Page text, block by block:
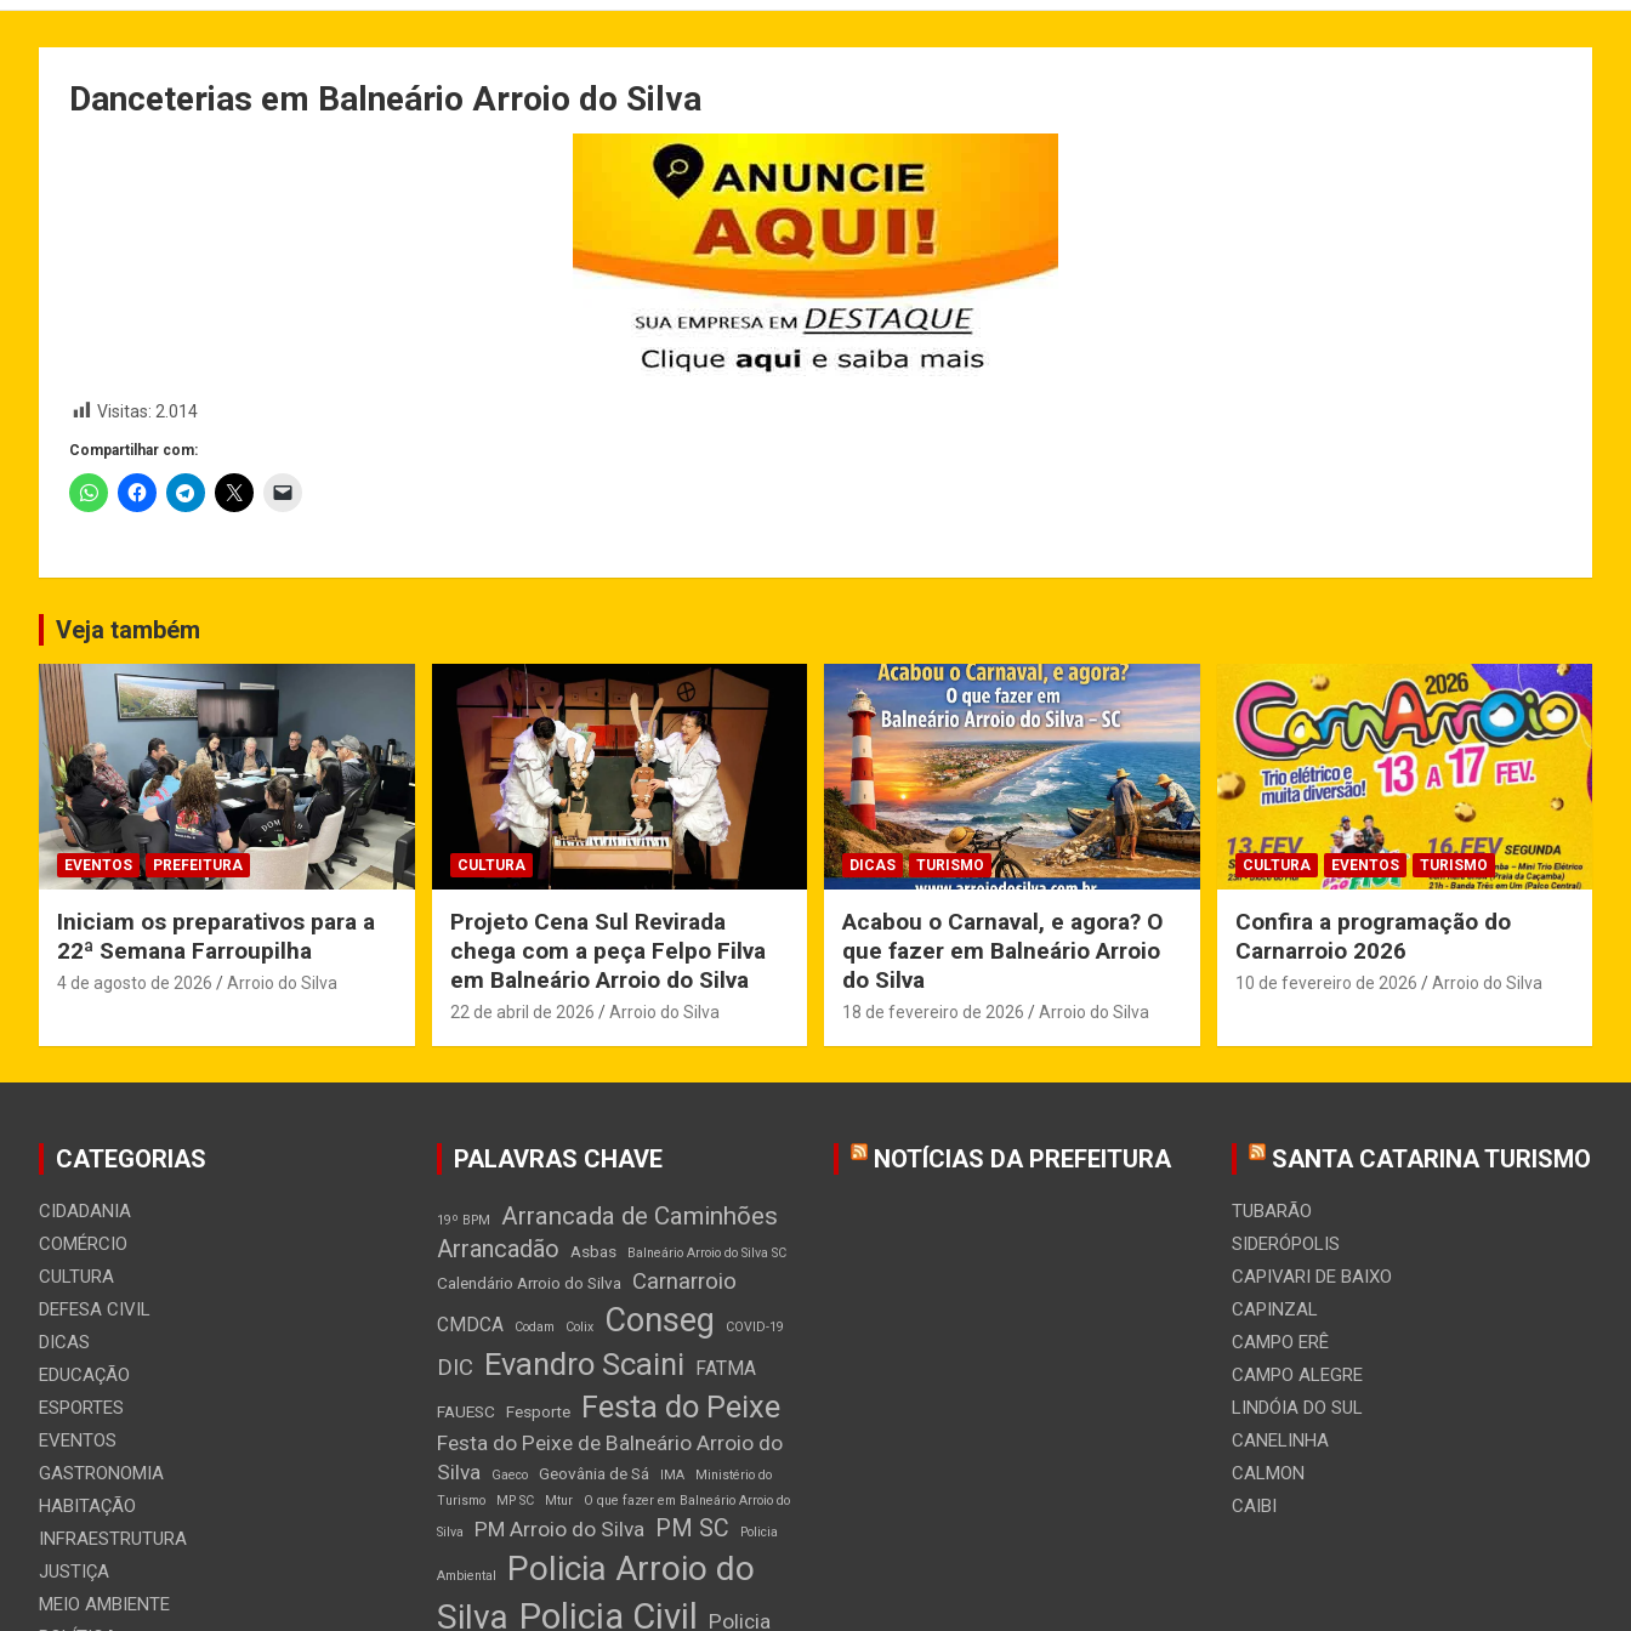
Danceterias em Balneário Arroio do Silva
Visitas: 2.014
Compartilhar com:
Veja também
EVENTOS PREFEITURA
Iniciam os preparativos para a
22ª Semana Farroupilha
4 de agosto de 2026 Arroio do Silva
CULTURA
Projeto Cena Sul Revirada
chega com a peça Felpo Filva
em Balneário Arroio do Silva
22 de abril de 2026 Arroio do Silva
DICAS TURISMO
Acabou o Carnaval, e agora? O
que fazer em Balneário Arroio
do Silva
18 de fevereiro de 2026 Arroio do Silva
CULTURA EVENTOS TURISMO
Confira a programação do
Carnarroio 2026
10 de fevereiro de 2026 Arroio do Silva
CATEGORIAS
CIDADANIA
COMÉRCIO
CULTURA
DEFESA CIVIL
DICAS
EDUCAÇÃO
ESPORTES
EVENTOS
GASTRONOMIA
HABITAÇÃO
INFRAESTRUTURA
JUSTIÇA
MEIO AMBIENTE
PALAVRAS CHAVE
19º BPM Arrancada de Caminhões
Arrancadão Asbas Balneário Arroio do Silva SC
Calendário Arroio do Silva Carnarroio
CMDCA Codam Colix Conseg COVID-19
DIC Evandro Scaini FATMA
FAUESC Fesporte Festa do Peixe
Festa do Peixe de Balneário Arroio do
Silva
Gaeco Geovânia de Sá IMA
Ministério do
Turismo
MP SC Mtur
O que fazer em Balneário Arroio do
Silva
PM Arroio do Silva PM SC Policia
Ambiental
Policia Arroio do
Silva Policia Civil Policia
NOTÍCIAS DA PREFEITURA SANTA CATARINA TURISMO
TUBARÃO
SIDERÓPOLIS
CAPIVARI DE BAIXO
CAPINZAL
CAMPO ERÊ
CAMPO ALEGRE
LINDÓIA DO SUL
CANELINHA
CALMON
CAIBI